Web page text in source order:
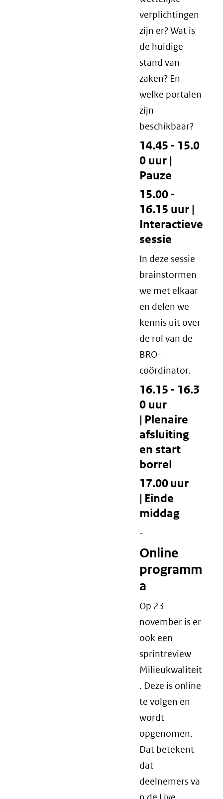
verplichtingen
zijn er? Wat is
de huidige
stand van
zaken? En
welke portalen
zijn
beschikbaar?
14.45 - 15.0
0 uur |
Pauze
15.00 -
16.15 uur |
Interactieve
sessie
In deze sessie
brainstormen
we met elkaar
en delen we
kennis uit over
de rol van de
BRO-
coördinator.
16.15 - 16.3
0 uur
| Plenaire
afsluiting
en start
borrel
17.00 uur
| Einde
middag
-
Online
programm
a
Op 23
november is er
ook een
sprintreview
Milieukwaliteit
. Deze is online
te volgen en
wordt
opgenomen.
Dat betekent
dat
deelnemers va